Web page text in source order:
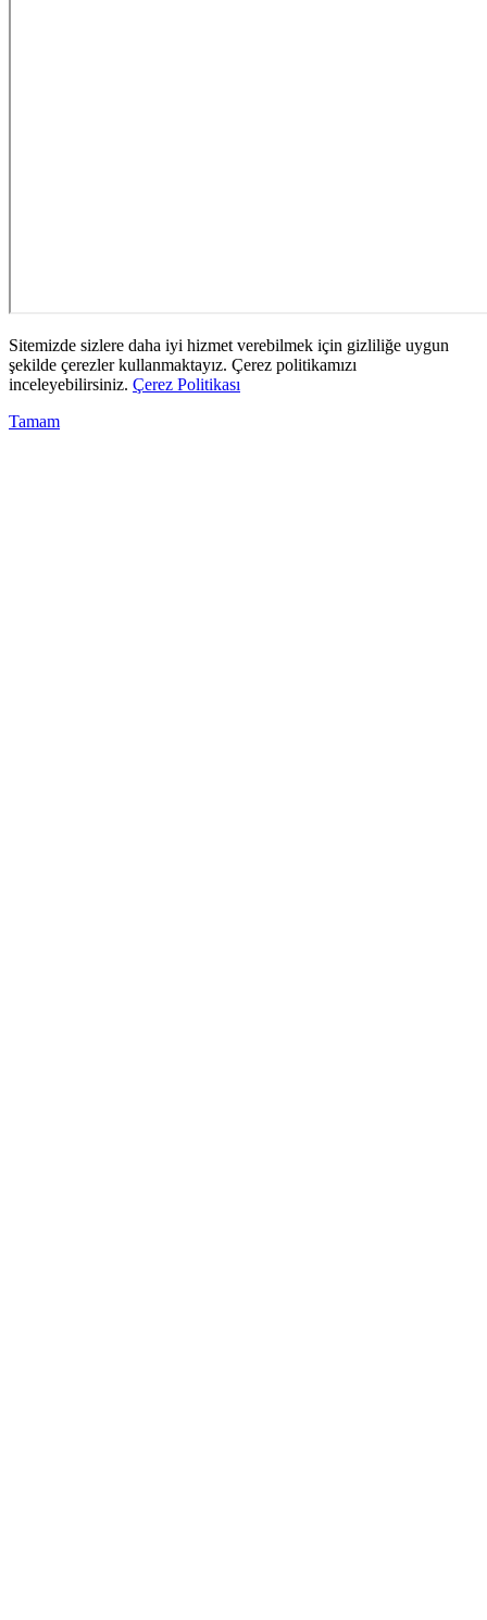
Sitemizde sizlere daha iyi hizmet verebilmek için gizliliğe uygun
şekilde çerezler kullanmaktayız. Çerez politikamızı
inceleyebilirsiniz. Çerez Politikası
Tamam